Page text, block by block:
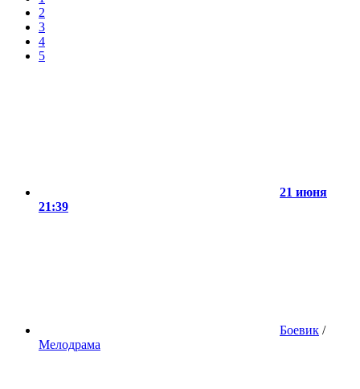
2
3
4
5
21 июня
21:39
Боевик /
Мелодрама